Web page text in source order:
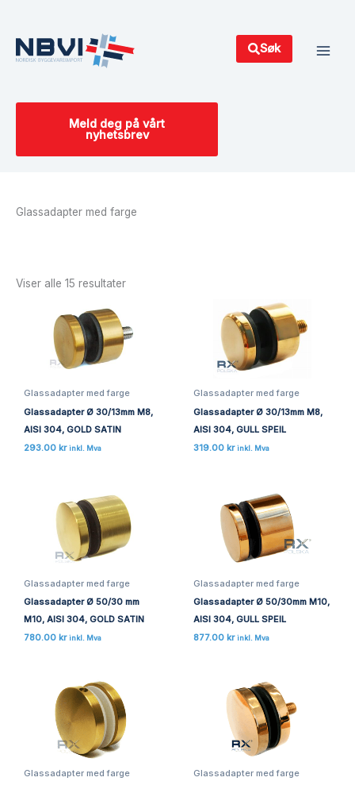
innholdet
Søk
Meld deg på vårt
nyhetsbrev
Glassadapter med farge
Viser alle 15 resultater
Glassadapter med farge
Glassadapter Ø 30/13mm M8,
AISI 304, GOLD SATIN
293.00 kr inkl. Mva
Glassadapter med farge
Glassadapter Ø 30/13mm M8,
AISI 304, GULL SPEIL
319.00 kr inkl. Mva
Glassadapter med farge
Glassadapter Ø 50/30 mm
M10, AISI 304, GOLD SATIN
780.00 kr inkl. Mva
Glassadapter med farge
Glassadapter Ø 50/30mm M10,
AISI 304, GULL SPEIL
877.00 kr inkl. Mva
Glassadapter med farge
Glassadapter med farge